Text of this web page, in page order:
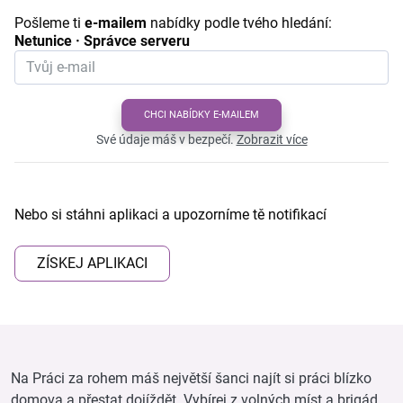
Pošleme ti e-mailem nabídky podle tvého hledání:
Netunice · Správce serveru
CHCI NABÍDKY E-MAILEM
Své údaje máš v bezpečí.Zobrazit více
Nebo si stáhni aplikaci a upozorníme tě notifikací
ZÍSKEJ APLIKACI
Na Práci za rohem máš největší šanci najít si práci blízko
domova a přestat dojíždět. Vybírej z volných míst a brigád